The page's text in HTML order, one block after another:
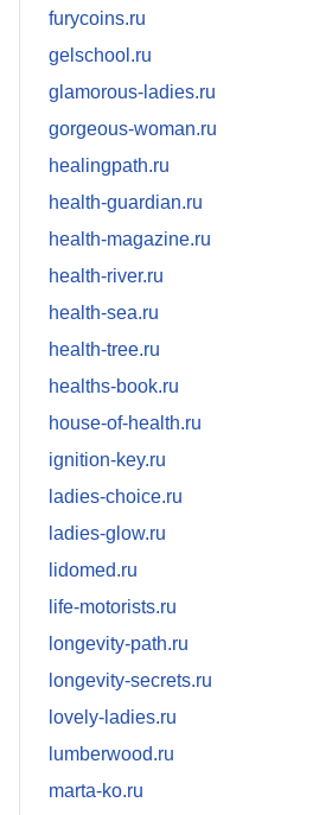
furycoins.ru
gelschool.ru
glamorous-ladies.ru
gorgeous-woman.ru
healingpath.ru
health-guardian.ru
health-magazine.ru
health-river.ru
health-sea.ru
health-tree.ru
healths-book.ru
house-of-health.ru
ignition-key.ru
ladies-choice.ru
ladies-glow.ru
lidomed.ru
life-motorists.ru
longevity-path.ru
longevity-secrets.ru
lovely-ladies.ru
lumberwood.ru
marta-ko.ru